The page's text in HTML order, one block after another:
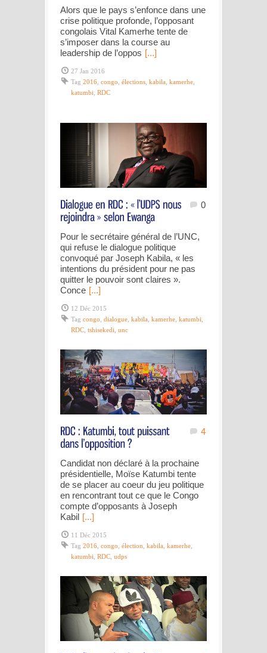
Alors que le pays s’enfonce dans une
crise politique profonde, l’opposant
congolais Vital Kamerhe tente de
s’imposer dans la course au
leadership de l’oppos [...]
27 Jan 2016
Tag 2016 congo élections kabila kamerhe
katumbi RDC
0
Pour le secrétaire général de l’UNC,
qui refuse le dialogue politique
convoqué par Joseph Kabila, « les
intentions du président pour ne pas
quitter le pouvoir sont claires ».
Conce [...]
12 Déc 2015
Tag congo dialogue kabila kamerhe katumbi
RDC tshisekedi unc
4
Candidat non déclaré à la prochaine
présidentielle, Moïse Katumbi tente
de se placer au coeur du jeu politique
en rencontrant tout ce que le Congo
compte d’opposants à Joseph
Kabil [...]
11 Déc 2015
Tag 2016 congo élection kabila kamerhe
katumbi RDC udps